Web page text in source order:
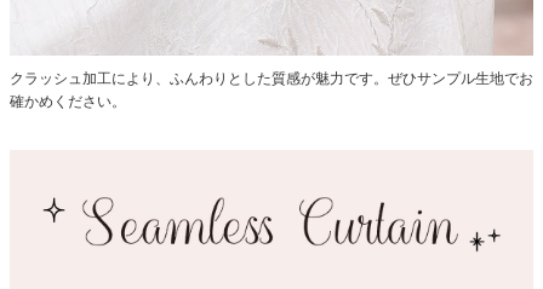
クラッシュ加工により、ふんわりとした質感が魅力です。ぜひサンプル生地でお
確かめください。